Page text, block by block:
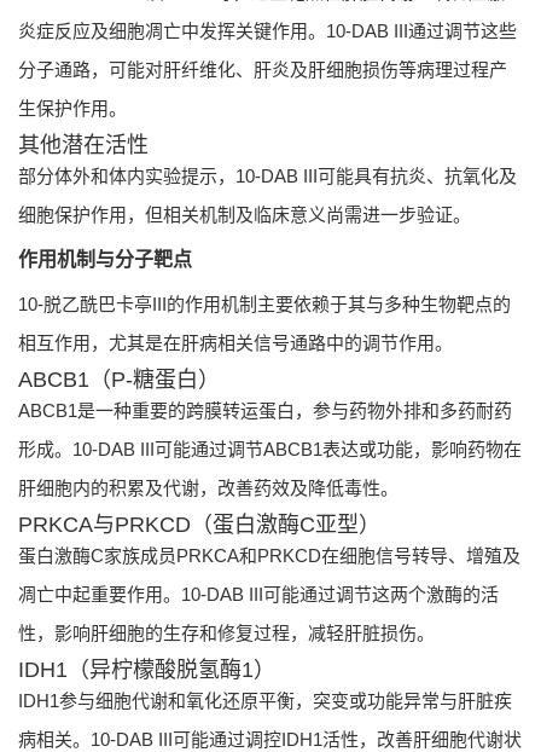
炎症反应及细胞凋亡中发挥关键作用。10-DAB III通过调节这些
分子通路，可能对肝纤维化、肝炎及肝细胞损伤等病理过程产
生保护作用。
其他潜在活性
部分体外和体内实验提示，10-DAB III可能具有抗炎、抗氧化及
细胞保护作用，但相关机制及临床意义尚需进一步验证。
作用机制与分子靶点
10-脱乙酰巴卡亭III的作用机制主要依赖于其与多种生物靶点的
相互作用，尤其是在肝病相关信号通路中的调节作用。
ABCB1（P-糖蛋白）
ABCB1是一种重要的跨膜转运蛋白，参与药物外排和多药耐药
形成。10-DAB III可能通过调节ABCB1表达或功能，影响药物在
肝细胞内的积累及代谢，改善药效及降低毒性。
PRKCA与PRKCD（蛋白激酶C亚型）
蛋白激酶C家族成员PRKCA和PRKCD在细胞信号转导、增殖及
凋亡中起重要作用。10-DAB III可能通过调节这两个激酶的活
性，影响肝细胞的生存和修复过程，减轻肝脏损伤。
IDH1（异柠檬酸脱氢酶1）
IDH1参与细胞代谢和氧化还原平衡，突变或功能异常与肝脏疾
病相关。10-DAB III可能通过调控IDH1活性，改善肝细胞代谢状